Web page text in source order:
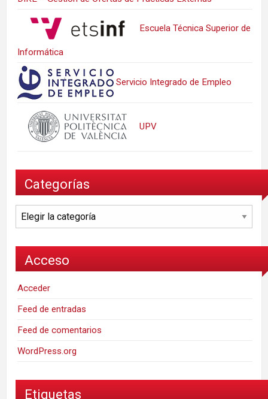
Escuela Técnica Superior de
Informática
Servicio Integrado de Empleo
UPV
Categorías
Categorías
Acceso
Acceder
Feed de entradas
Feed de comentarios
WordPress.org
Etiquetas